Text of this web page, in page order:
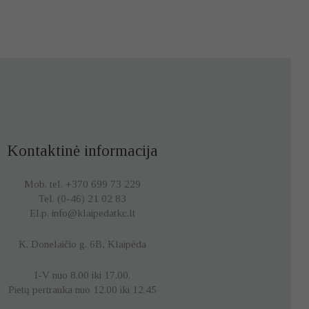
Kontaktinė informacija
Mob. tel. +370 699 73 229
Tel. (0-46) 21 02 83
El.p. info@klaipedatkc.lt
K. Donelaičio g. 6B, Klaipėda
I-V nuo 8.00 iki 17.00.
Pietų pertrauka nuo 12.00 iki 12.45